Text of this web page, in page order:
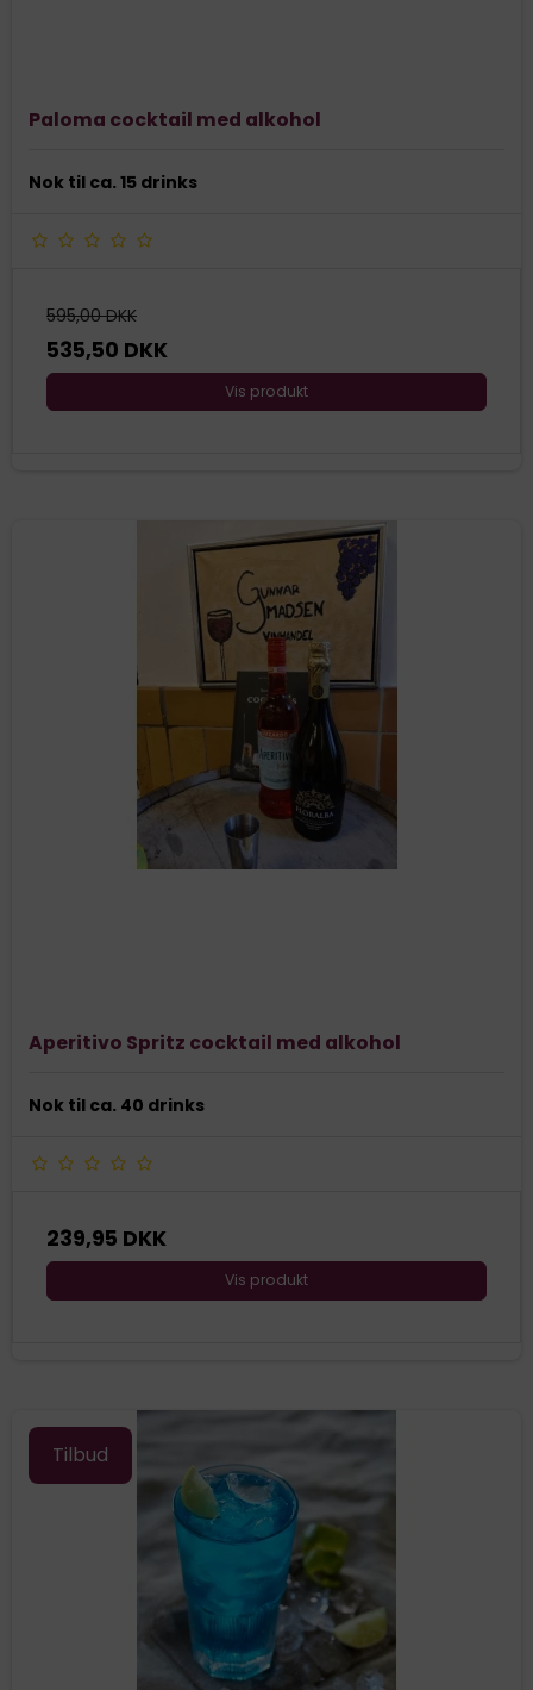
Paloma cocktail med alkohol
Nok til ca. 15 drinks
595,00 DKK
535,50 DKK
Vis produkt
Aperitivo Spritz cocktail med alkohol
Nok til ca. 40 drinks
239,95 DKK
Vis produkt
Tilbud